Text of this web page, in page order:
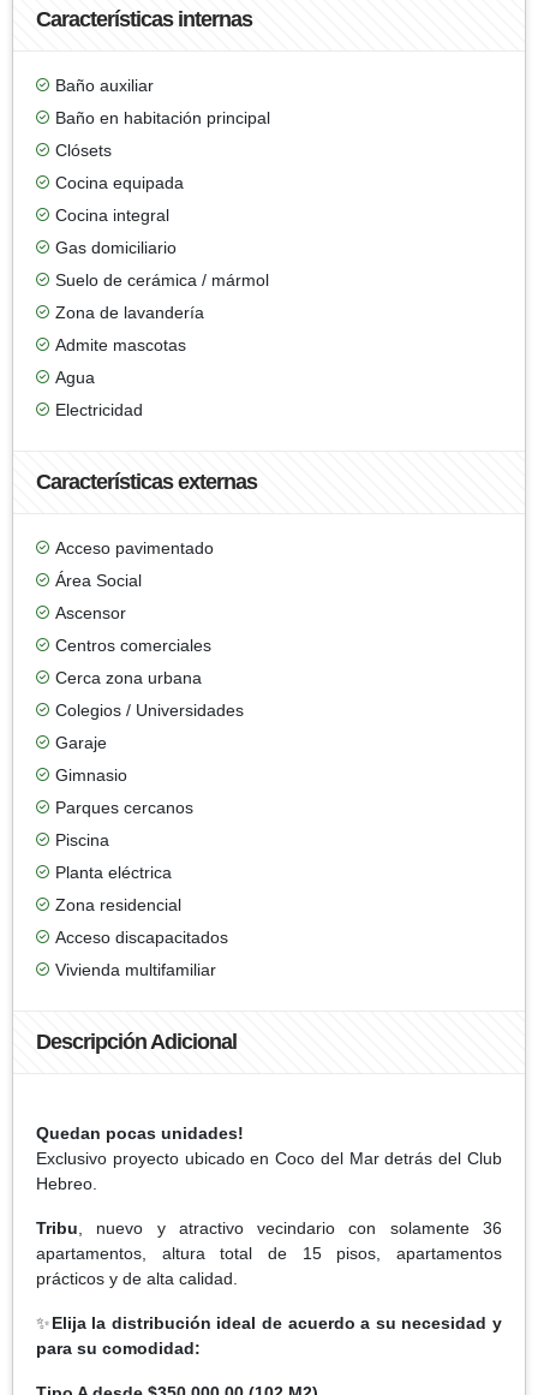
Características internas
Baño auxiliar
Baño en habitación principal
Clósets
Cocina equipada
Cocina integral
Gas domiciliario
Suelo de cerámica / mármol
Zona de lavandería
Admite mascotas
Agua
Electricidad
Características externas
Acceso pavimentado
Área Social
Ascensor
Centros comerciales
Cerca zona urbana
Colegios / Universidades
Garaje
Gimnasio
Parques cercanos
Piscina
Planta eléctrica
Zona residencial
Acceso discapacitados
Vivienda multifamiliar
Descripción Adicional
Quedan pocas unidades!
Exclusivo proyecto ubicado en Coco del Mar detrás del Club
Hebreo.
Tribu , nuevo y atractivo vecindario con solamente 36
apartamentos, altura total de 15 pisos, apartamentos
prácticos y de alta calidad.
✨Elija la distribución ideal de acuerdo a su necesidad y
para su comodidad: